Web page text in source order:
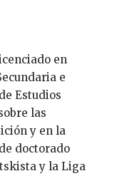
en
e
Estudios
las
y en la
doctorado
y la Liga